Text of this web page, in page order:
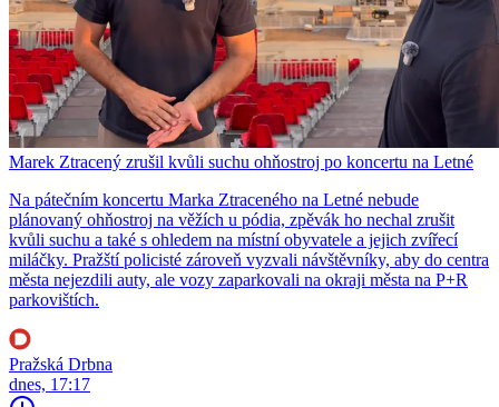
Marek Ztracený zrušil kvůli suchu ohňostroj po koncertu na Letné
Na pátečním koncertu Marka Ztraceného na Letné nebude
plánovaný ohňostroj na věžích u pódia, zpěvák ho nechal zrušit
kvůli suchu a také s ohledem na místní obyvatele a jejich zvířecí
miláčky. Pražští policisté zároveň vyzvali návštěvníky, aby do centra
města nejezdili auty, ale vozy zaparkovali na okraji města na P+R
parkovištích.
Pražská Drbna
dnes, 17:17